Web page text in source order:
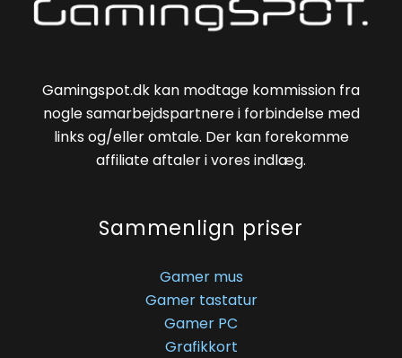
Gamingspot.dk kan modtage kommission fra
nogle samarbejdspartnere i forbindelse med
links og/eller omtale. Der kan forekomme
affiliate aftaler i vores indlæg.
Sammenlign priser
Gamer mus
Gamer tastatur
Gamer PC
Grafikkort